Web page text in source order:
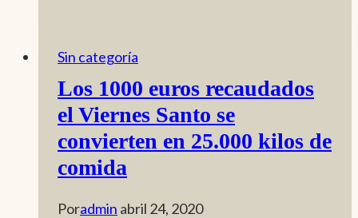
Sin categoría
Los 1000 euros recaudados
el Viernes Santo se
convierten en 25.000 kilos de
comida
Poradmin abril 24, 2020